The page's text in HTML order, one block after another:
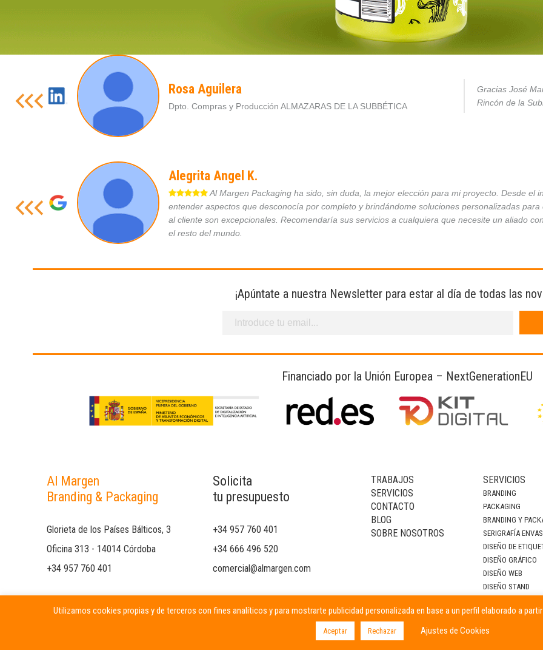
Rosa Aguilera
Dpto. Compras y Producción ALMAZARAS DE LA SUBBÉTICA
Gracias José
Rincón de la
Alegrita Angel K.
Al Margen Packaging ha sido, sin duda, la mejor elección para mi proyecto. Desde el
entender aspectos que desconocía por completo y brindándome soluciones personalizadas
al cliente son excepcionales. Recomendaría sus servicios a cualquiera que necesite un aliado
el resto del mundo.
¡Apúntate a nuestra Newsletter para estar al día de todas las
Financiado por la Unión Europea – NextGenerationEU
Al Margen
Branding & Packaging
Glorieta de los Países Bálticos, 3
Oficina 313 - 14014 Córdoba
+34 957 760 401
Solicita
tu presupuesto
+34 957 760 401
+34 666 496 520
comercial@almargen.com
TRABAJOS
SERVICIOS
CONTACTO
BLOG
SOBRE NOSOTROS
SERVICIOS
BRANDING
PACKAGING
BRANDING Y
SERIGRAFÍA
DISEÑO DE
DISEÑO GRÁFICO
DISEÑO WEB
DISEÑO STAND
CAMPAÑAS
Utilizamos cookies propias y de terceros con fines analíticos y para mostrarte publicidad personalizada en base a un perfil elaborado a
Aceptar Rechazar Ajustes de Cookies